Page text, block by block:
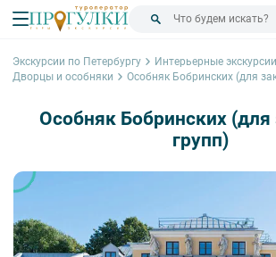
Экскурсии по Петербургу
Интерьерные экскурсии
Дворцы и особняки
Особняк Бобринских (для
Особняк Бобринских (для
групп)